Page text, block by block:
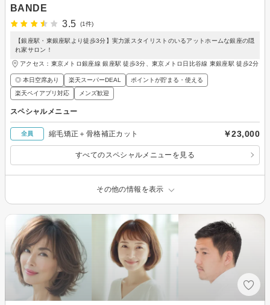
BANDE
3.5
(1件)
【銀座駅・東銀座駅より徒歩3分】実力派スタイリストのいるアットホームな銀座の隠
れ家サロン！
アクセス：東京メトロ銀座線 銀座駅 徒歩3分、東京メトロ日比谷線 東銀座駅 徒歩2分
◎ 本日空席あり 楽天スーパーDEAL
ポイントが貯まる・使える
楽天ペイアプリ対応
メンズ歓迎
スペシャルメニュー
全員 縮毛矯正＋骨格補正カット ￥23,000
すべてのスペシャルメニューを見る
その他の情報を表示